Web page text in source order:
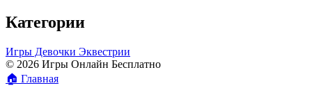
Категории
Игры Девочки Эквестрии
© 2026 Игры Онлайн Бесплатно
🏠 Главная